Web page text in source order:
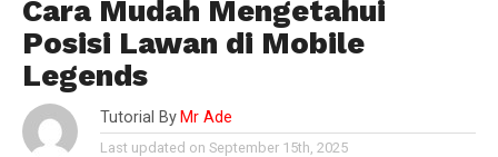
Cara Mudah Mengetahui
Posisi Lawan di Mobile
Legends
Tutorial By Mr Ade
Last updated on September 15th, 2025